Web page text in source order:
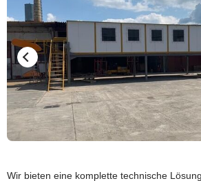
Wir bieten eine komplette technische